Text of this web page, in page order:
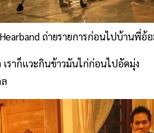
ถ่ายรายการก่อนไปบ้านพี่อ้
เราก็แวะกินข้าวมันไก่ก่อนไปอัดมุ่ง